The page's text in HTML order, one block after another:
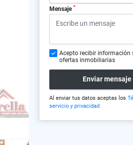
Mensaje *
Acepto recibir información
ofertas inmobiliarias
Enviar mensaje
Al enviar tus datos aceptas los
servicio y privacidad